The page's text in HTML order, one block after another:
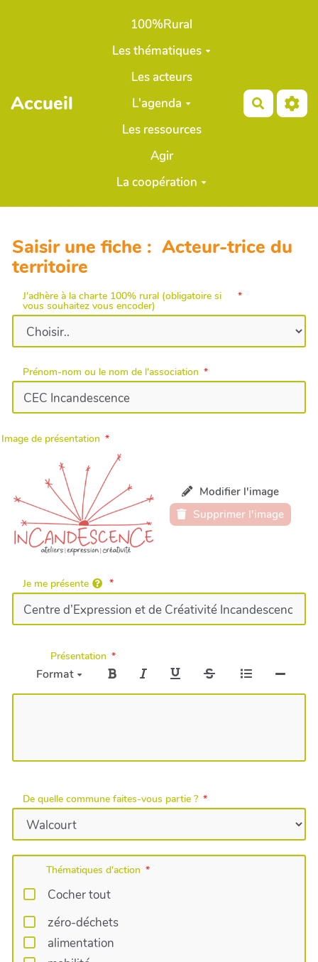
Aller au contenu principal
Accueil
100%Rural
Les thématiques
Les acteurs
L'agenda
Les ressources
Agir
La coopération
Saisir une fiche : Acteur-trice du
territoire
J'adhère à la charte 100% rural (obligatoire si
vous souhaitez vous encoder)
Prénom-nom ou le nom de l'association
Image de présentation
Modifier l'image
Supprimer l'image
Je me présente
Présentation
Format
De quelle commune faites-vous partie ?
Thématiques d'action
Cocher tout
zéro-déchets
alimentation